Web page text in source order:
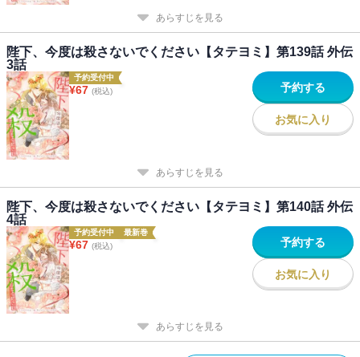
あらすじを見る
陛下、今度は殺さないでください【タテヨミ】第139話 外伝
3話
予約受付中
¥67 (税込) 予約する
お気に入り
あらすじを見る
陛下、今度は殺さないでください【タテヨミ】第140話 外伝
4話
予約受付中 最新巻
¥67 (税込) 予約する
お気に入り
あらすじを見る